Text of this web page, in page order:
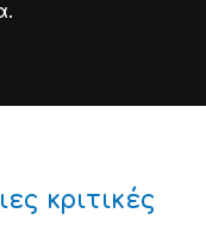
κριτικές